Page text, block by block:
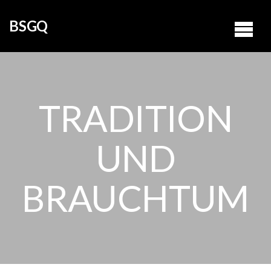
BSGQ
TRADITION
UND
BRAUCHTUM